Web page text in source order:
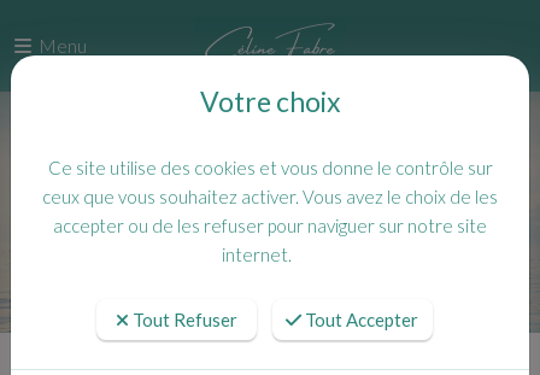
Menu
Votre choix
Ce site utilise des cookies et vous donne le contrôle sur
ceux que vous souhaitez activer. Vous avez le choix de les
accepter ou de les refuser pour naviguer sur notre site
internet.
Tout Refuser Tout Accepter